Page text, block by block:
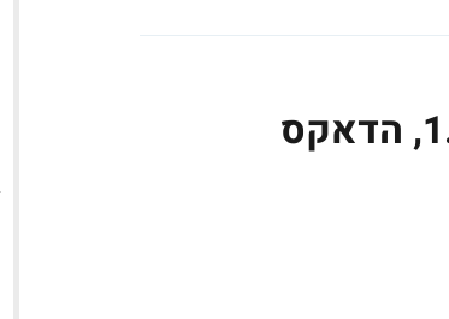
נעילה ירוקה באירופה: הקאק הוסיף 1.1%, הדאקס